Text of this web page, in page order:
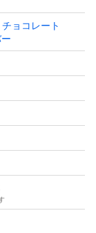
す。
ん。
、受け取り通
チョコレート